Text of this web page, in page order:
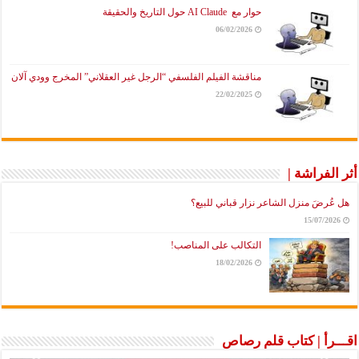
حوار مع AI Claude حول التاريخ والحقيقة
06/02/2026
مناقشة الفيلم الفلسفي “الرجل غير العقلاني” المخرج وودي آلان
22/02/2025
أثر الفراشة |
هل عُرضَ منزل الشاعر نزار قباني للبيع؟
15/07/2026
التكالب على المناصب!
18/02/2026
اقـــرأ | كتاب قلم رصاص